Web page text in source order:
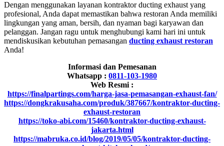
Dengan menggunakan layanan kontraktor ducting exhaust yang
profesional, Anda dapat memastikan bahwa restoran Anda memiliki
lingkungan yang aman, bersih, dan nyaman bagi karyawan dan
pelanggan. Jangan ragu untuk menghubungi kami hari ini untuk
mendiskusikan kebutuhan pemasangan ducting exhaust restoran
Anda!
Informasi dan Pemesanan
Whatsapp : 0811-103-1980
Web Resmi :
https://finalpartings.com/harga-jasa-pemasangan-exhaust-fan/
https://dongkrakusaha.com/produk/387667/kontraktor-ducting-
exhaust-restoran
https://toko-abi.com/15460/kontraktor-ducting-exhaust-
jakarta.html
https://mabruka.co.id/blog/2019/05/05/kontraktor-ducting-